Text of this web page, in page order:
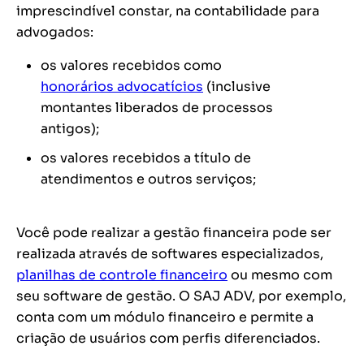
imprescindível constar, na contabilidade para
advogados:
os valores recebidos como
honorários advocatícios (inclusive
montantes liberados de processos
antigos);
os valores recebidos a título de
atendimentos e outros serviços;
Você pode realizar a gestão financeira pode ser
realizada através de softwares especializados,
planilhas de controle financeiro ou mesmo com
seu software de gestão. O SAJ ADV, por exemplo,
conta com um módulo financeiro e permite a
criação de usuários com perfis diferenciados.